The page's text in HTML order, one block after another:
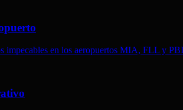
impecables en los aeropuertos MIA, FLL y PBI